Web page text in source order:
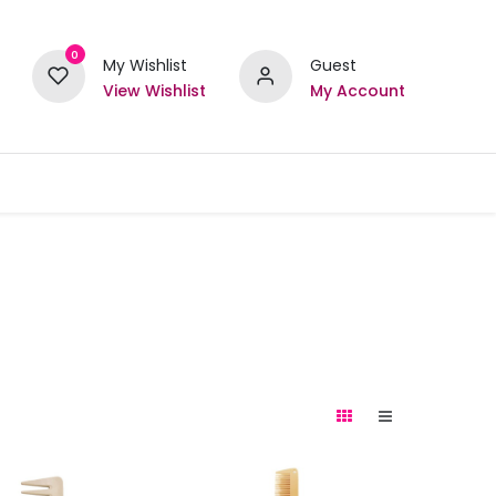
0
My Wishlist
View Wishlist
Guest
My Account